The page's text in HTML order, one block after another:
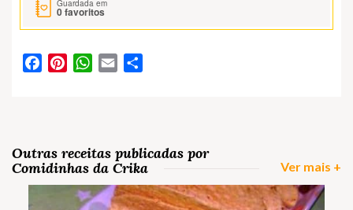
Guardada em
0favoritos
FacebookPinterestWhatsApp
Email
Outras receitas publicadas por
Comidinhas da Crika
Ver mais +